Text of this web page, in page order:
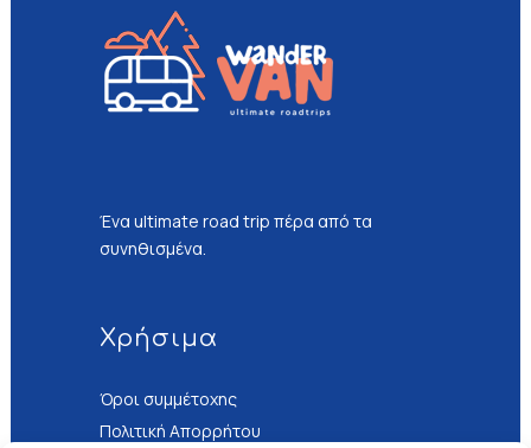
Ένα ultimate road trip πέρα από τα
συνηθισμένα.
Χρήσιμα
Όροι συμμέτοχης
Πολιτική Απορρήτου